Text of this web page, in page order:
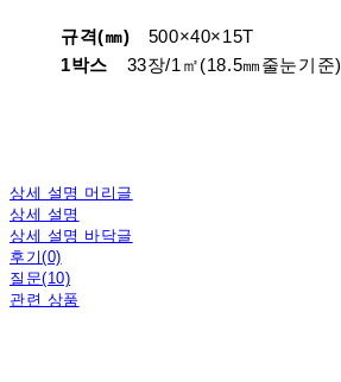
규격(㎜)
500×40×15T
1박스
33장/1㎡(18.5㎜줄눈기준)
상세 설명 머리글
상세 설명
상세 설명 바닥글
후기(0)
질문(10)
관련 상품